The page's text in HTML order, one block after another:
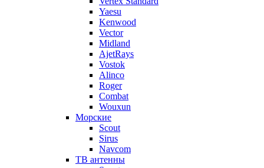
Yaesu
Kenwood
Vector
Midland
AjetRays
Vostok
Alinco
Roger
Combat
Wouxun
Морские
Scout
Sirus
Navcom
ТВ антенны